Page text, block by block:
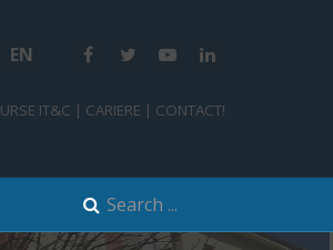
EN
IT&C | CARIERE | CONTACT!